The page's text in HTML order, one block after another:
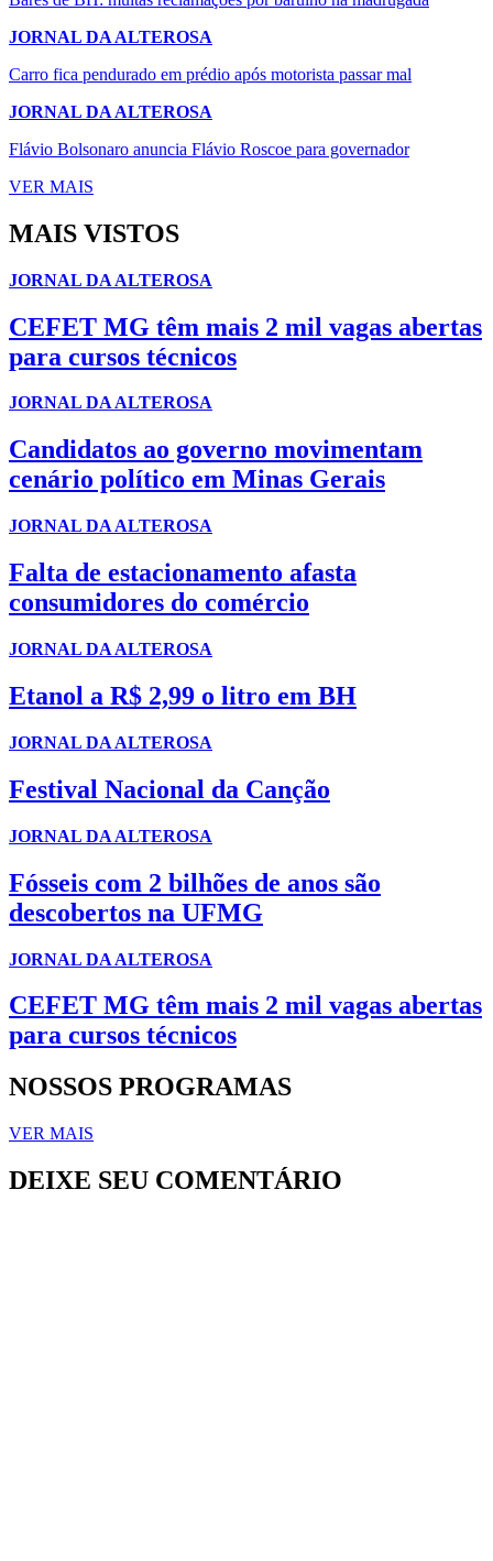
JORNAL DA ALTEROSA
Carro fica pendurado em prédio após motorista passar mal
JORNAL DA ALTEROSA
Flávio Bolsonaro anuncia Flávio Roscoe para governador
VER MAIS
MAIS VISTOS
JORNAL DA ALTEROSA
CEFET MG têm mais 2 mil vagas abertas
para cursos técnicos
JORNAL DA ALTEROSA
Candidatos ao governo movimentam
cenário político em Minas Gerais
JORNAL DA ALTEROSA
Falta de estacionamento afasta
consumidores do comércio
JORNAL DA ALTEROSA
Etanol a R$ 2,99 o litro em BH
JORNAL DA ALTEROSA
Festival Nacional da Canção
JORNAL DA ALTEROSA
Fósseis com 2 bilhões de anos são
descobertos na UFMG
JORNAL DA ALTEROSA
CEFET MG têm mais 2 mil vagas abertas
para cursos técnicos
NOSSOS PROGRAMAS
VER MAIS
DEIXE SEU COMENTÁRIO